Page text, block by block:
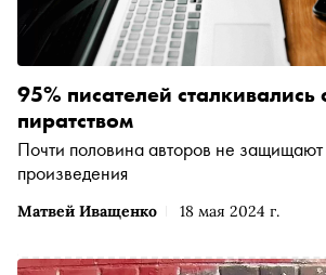
Матвей Иващенко 18 мая 2024 г.
95% писателей сталкивались
пиратством
Почти половина авторов не защищают
произведения